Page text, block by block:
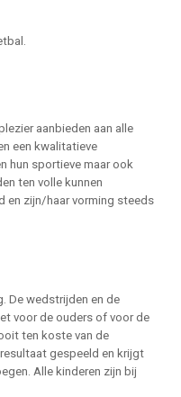
aanbieden aan alle
een kwalitatieve
hun sportieve maar ook
ten volle kunnen
en zijn/haar vorming steeds
De wedstrijden en de
voor de ouders of voor de
ten koste van de
gespeeld en krijgt
Alle kinderen zijn bij